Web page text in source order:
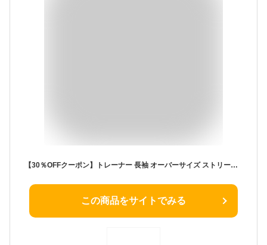
【30％OFFクーポン】トレーナー 長袖 オーバーサイズ ストリート メンズ レディース トップス おしゃれ 韓国ファッション ロゴ プリント スエット レディース カットソー プルオーバー ドロップショルダー 大きいサイズ 中国
この商品をサイトでみる